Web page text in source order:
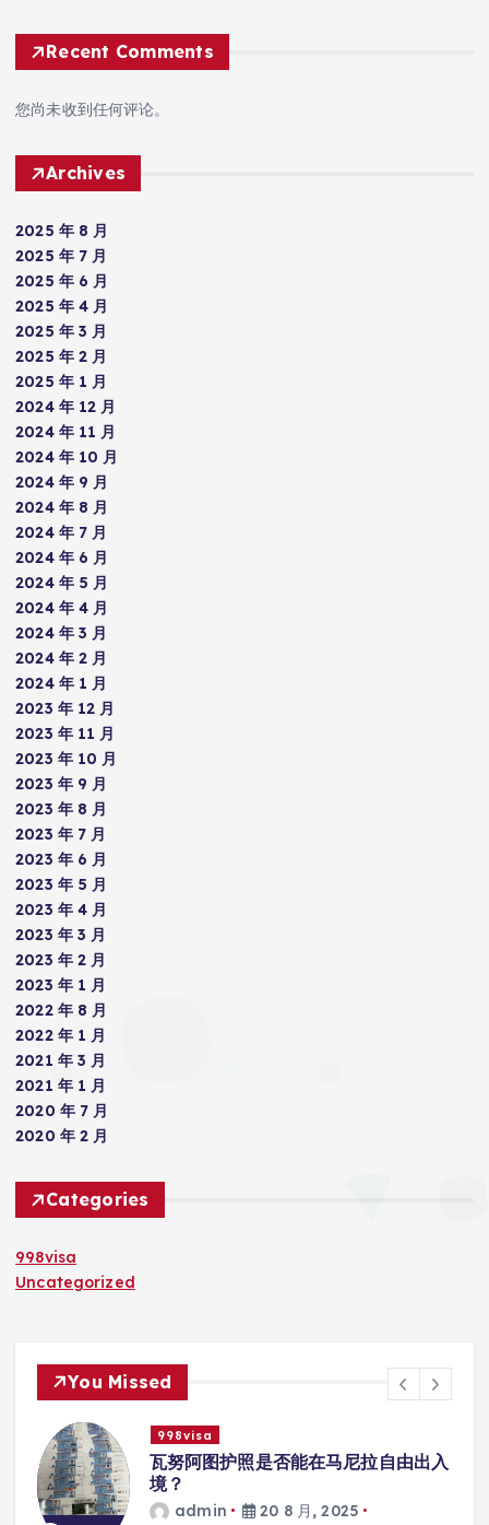
Recent Comments
您尚未收到任何评论。
Archives
2025 年 8 月
2025 年 7 月
2025 年 6 月
2025 年 4 月
2025 年 3 月
2025 年 2 月
2025 年 1 月
2024 年 12 月
2024 年 11 月
2024 年 10 月
2024 年 9 月
2024 年 8 月
2024 年 7 月
2024 年 6 月
2024 年 5 月
2024 年 4 月
2024 年 3 月
2024 年 2 月
2024 年 1 月
2023 年 12 月
2023 年 11 月
2023 年 10 月
2023 年 9 月
2023 年 8 月
2023 年 7 月
2023 年 6 月
2023 年 5 月
2023 年 4 月
2023 年 3 月
2023 年 2 月
2023 年 1 月
2022 年 8 月
2022 年 1 月
2021 年 3 月
2021 年 1 月
2020 年 7 月
2020 年 2 月
Categories
998visa
Uncategorized
You Missed
998visa
瓦努阿图护照是否能在马尼拉使用国际
学校的注册？
admin 20 8 月, 2025